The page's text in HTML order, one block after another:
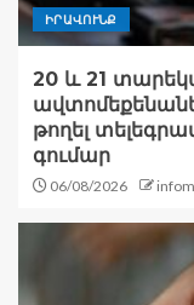
ԻՐԱՎՈՒՆՔ
20 և 21
թողել
գումար
06/08/2026